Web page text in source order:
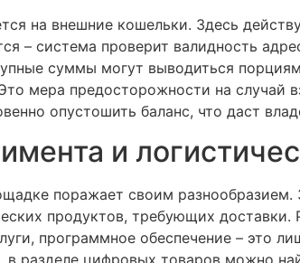
на внешние кошельки. Здесь
– система проверит валидность
суммы могут выводиться
мера предосторожности на случай
опустошить баланс, что даст
и
поражает своим
продуктов, требующих доставки.
программное обеспечение – это